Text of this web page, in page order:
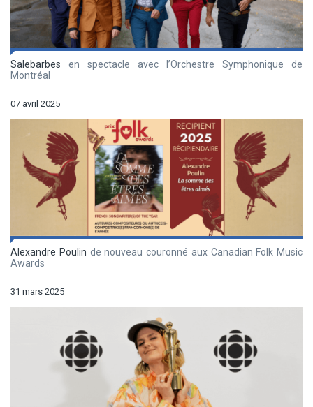
Salebarbes en spectacle avec l’Orchestre Symphonique de
Montréal
07 avril 2025
Alexandre Poulin de nouveau couronné aux Canadian Folk Music
Awards
31 mars 2025